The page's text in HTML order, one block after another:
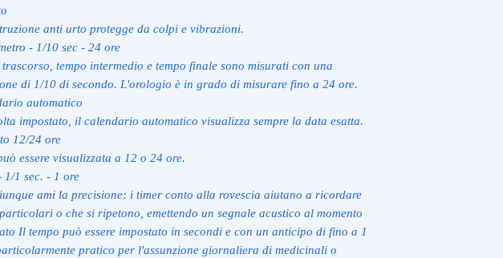
anti urto protegge da colpi e vibrazioni.
- 1/10 sec - 24 ore
trascorso, tempo intermedio e tempo finale sono misurati con una
di 1/10 di secondo. L'orologio è in grado di misurare fino a 24 ore.
automatico
impostato, il calendario automatico visualizza sempre la data esatta.
12/24 ore
essere visualizzata a 12 o 24 ore.
1/1 sec. - 1 ore
ami la precisione: i timer conto alla rovescia aiutano a ricordare
o che si ripetono, emettendo un segnale acustico al momento
Il tempo può essere impostato in secondi e con un anticipo di fino a 1
pratico per l'assunzione giornaliera di medicinali o